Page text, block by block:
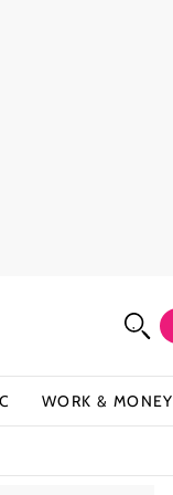
WORK & MONEY